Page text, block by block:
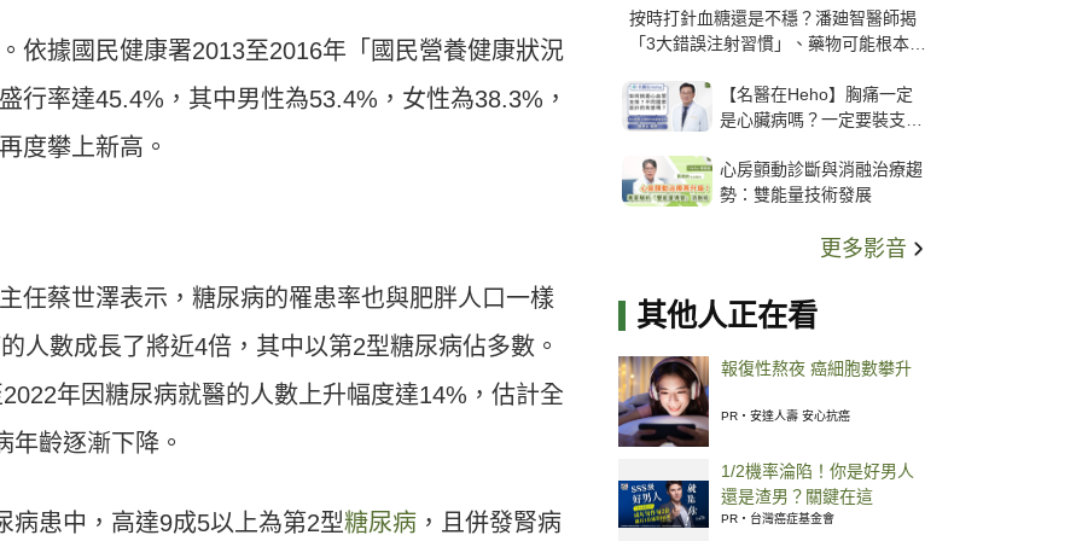
依據國民健康署2013至2016年「國民營養健康狀況
行率達45.4%，其中男性為53.4%，女性為38.3%，
度攀上新高。
任蔡世澤表示，糖尿病的罹患率也與肥胖人口一樣
人數成長了將近4倍，其中以第2型糖尿病佔多數。
年因糖尿病就醫的人數上升幅度達14%，估計全
年齡逐漸下降。
病患中，高達9成5以上為第2型糖尿病 ，且併發腎病
按時打針血糖還是不穩？潘廸智醫師揭
「3大錯誤注射習慣」、藥物可能根本沒
【名醫在Heho】胸痛一定
是心臟病嗎？一定要裝支
解析支架種類、風險與選擇
關鍵
心房顫動診斷與消融治療趨
勢：雙能量技術發展
更多影音
其他人正在看
報復性熬夜 癌細胞數攀升
PR・安達人壽 安心抗癌
1/2機率淪陷！你是好男人
還是渣男？關鍵在這
PR・台灣癌症基金會